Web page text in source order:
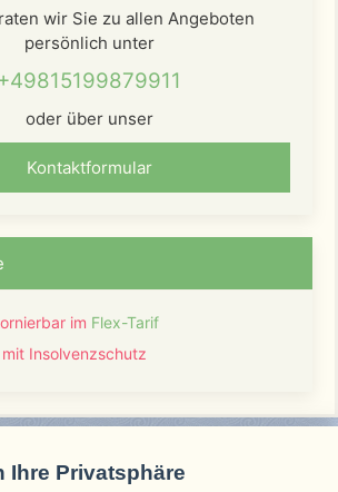
wir Sie zu allen Angeboten
persönlich unter
oder über unser
Kontaktformular
im Flex-Tarif
Insolvenzschutz
Ihre Privatsphäre